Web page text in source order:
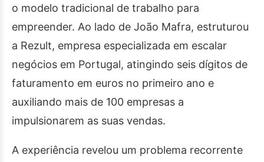
o modelo tradicional de trabalho para
empreender. Ao lado de João Mafra, estruturou
a Rezult, empresa especializada em escalar
negócios em Portugal, atingindo seis dígitos de
faturamento em euros no primeiro ano e
auxiliando mais de 100 empresas a
impulsionarem as suas vendas.
A experiência revelou um problema recorrente